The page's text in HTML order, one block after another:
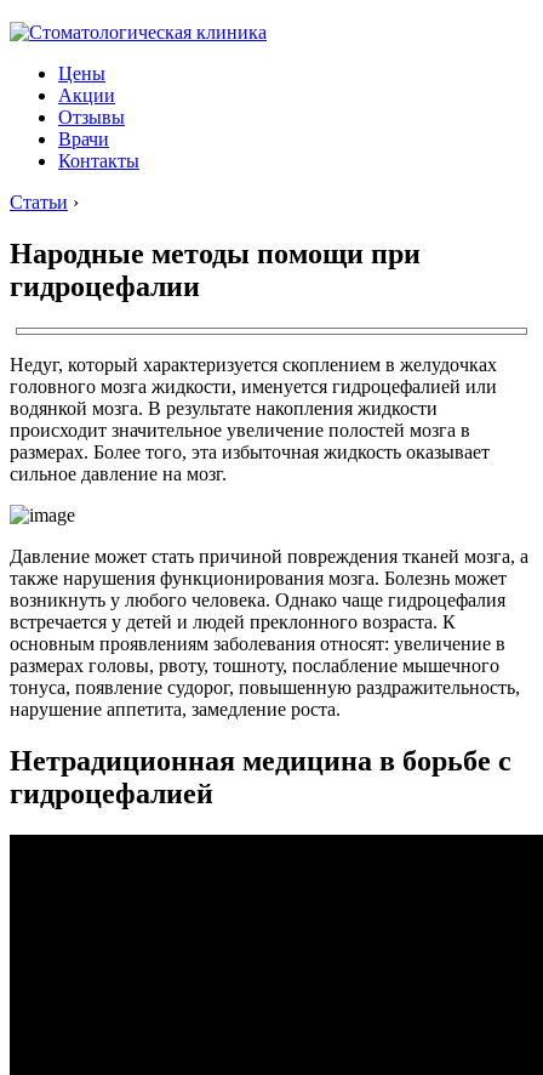
Цены
Акции
Отзывы
Врачи
Контакты
Статьи ›
Народные методы помощи при
гидроцефалии
Недуг, который характеризуется скоплением в желудочках
головного мозга жидкости, именуется гидроцефалией или
водянкой мозга. В результате накопления жидкости
происходит значительное увеличение полостей мозга в
размерах. Более того, эта избыточная жидкость оказывает
сильное давление на мозг.
Давление может стать причиной повреждения тканей мозга, а
также нарушения функционирования мозга. Болезнь может
возникнуть у любого человека. Однако чаще гидроцефалия
встречается у детей и людей преклонного возраста. К
основным проявлениям заболевания относят: увеличение в
размерах головы, рвоту, тошноту, послабление мышечного
тонуса, появление судорог, повышенную раздражительность,
нарушение аппетита, замедление роста.
Нетрадиционная медицина в борьбе с
гидроцефалией